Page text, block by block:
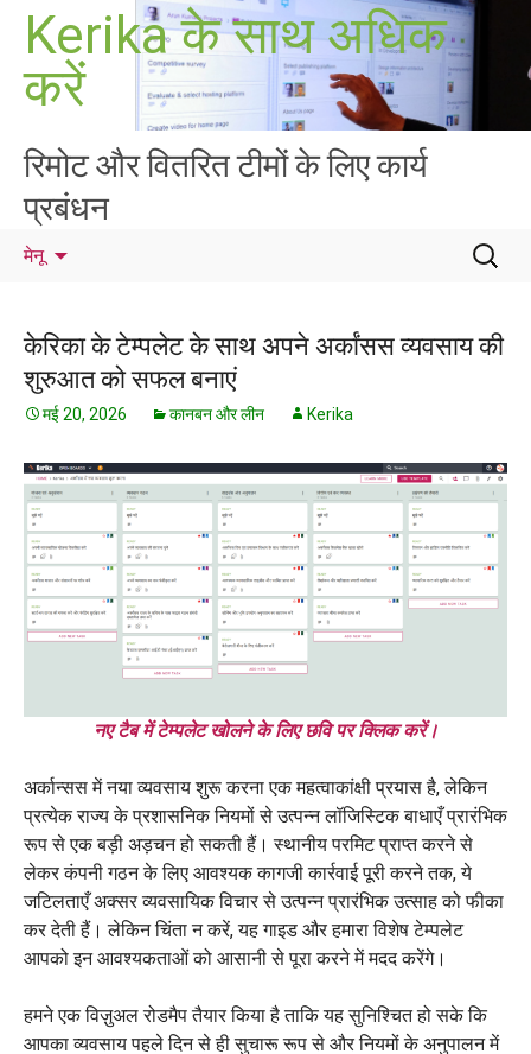
सामग्री
जाएं
Kerika के साथ अधिक
करें
रिमोट और वितरित टीमों के लिए कार्य
प्रबंधन
मेनू
निम्न
को
केरिका के टेम्पलेट के साथ अपने अर्कांसस व्यवसाय की
शुरुआत को सफल बनाएं
मई 20, 2026 कानबन और लीन Kerika
नए टैब में टेम्पलेट खोलने के लिए छवि पर क्लिक करें।
अर्कान्सस में नया व्यवसाय शुरू करना एक महत्वाकांक्षी प्रयास है, लेकिन
प्रत्येक राज्य के प्रशासनिक नियमों से उत्पन्न लॉजिस्टिक बाधाएँ प्रारंभिक
रूप से एक बड़ी अड़चन हो सकती हैं। स्थानीय परमिट प्राप्त करने से
लेकर कंपनी गठन के लिए आवश्यक कागजी कार्रवाई पूरी करने तक, ये
जटिलताएँ अक्सर व्यवसायिक विचार से उत्पन्न प्रारंभिक उत्साह को फीका
कर देती हैं। लेकिन चिंता न करें, यह गाइड और हमारा विशेष टेम्पलेट
आपको इन आवश्यकताओं को आसानी से पूरा करने में मदद करेंगे।
हमने एक विज़ुअल रोडमैप तैयार किया है ताकि यह सुनिश्चित हो सके कि
आपका व्यवसाय पहले दिन से ही सुचारू रूप से और नियमों के अनुपालन में